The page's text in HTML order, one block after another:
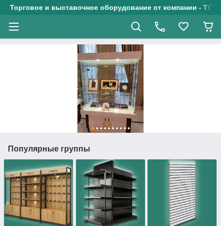
Торговое и выставочное оборудование от компании - ТОО
Популярные группы